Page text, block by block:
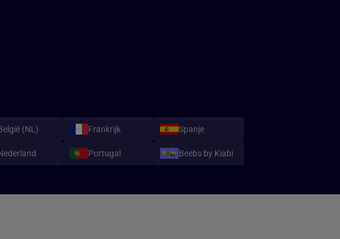
(NL) Frankrijk Spanje
Portugal Beebs by Kiabi